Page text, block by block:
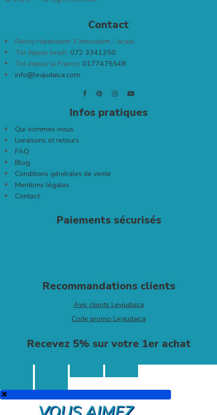
Contact
Rehov Harehavim 3 Jerusalem - Israel
Tel depuis Israël: 072 3341250
Tel depuis la France: 0177475548
info@levjudaica.com
Infos pratiques
Qui sommes-nous
Livraisons et retours
FAQ
Blog
Conditions générales de vente
Mentions légales
Contact
Paiements sécurisés
Recommandations clients
Avis clients Levjudaica
Code promo Levjudaica
Recevez 5% sur votre 1er achat